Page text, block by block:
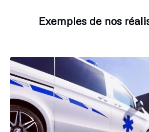
Exemples de nos